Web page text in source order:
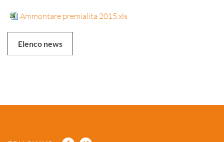
Ammontare premialita 2015.xls
Elenco news